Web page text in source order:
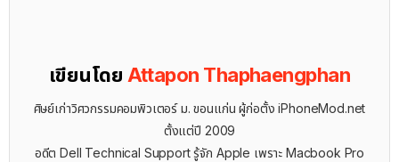
เขียนโดย Attapon Thaphaengphan
ศิษย์เก่าวิศวกรรมคอมพิวเตอร์ ม. ขอนแก่น ผู้ก่อตั้ง iPhoneMod.net
ตั้งแต่ปี 2009
อดีต Dell Technical Support รู้จัก ​Apple เพราะ Macbook Pro